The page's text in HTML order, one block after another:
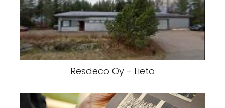
Resdeco Oy - Lieto